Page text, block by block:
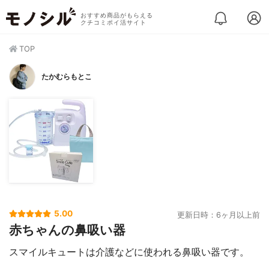
おすすめ商品がもらえる
クチコミポイ活サイト
TOP
たかむらもとこ
5.00 更新日時：6ヶ月以上前
赤ちゃんの鼻吸い器
スマイルキュートは介護などに使われる鼻吸い器です。